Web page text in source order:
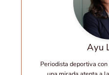
Ayu
Periodista deportiva